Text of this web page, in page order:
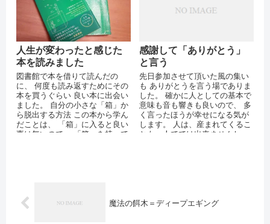
人生が変わったと感じた
本を読みました
図書館で本を借りて読んだの
に、 何度も読み返すためにその
本を買うぐらい 良い本に出会い
ました。 自分の小さな「箱」か
ら脱出する方法 この本から学ん
だことは、 「箱」に入ると良い
事は無いので、 「箱」を持って
感謝して「ありがとう」
と言う
先日参加させて頂いた風の集い
も ありがとうを言う場でありま
した。 確かに人としての基本で
意味も音も響きも良いので、 多
く言ったほうが幸せになる気が
します。 人は、産まれてくるこ
とも一人ででは出来ませんし、
魔法の餌木＝ディープエギング